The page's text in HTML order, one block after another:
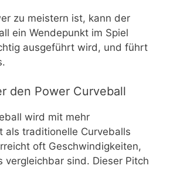
zu meistern ist, kann der
ein Wendepunkt im Spiel
ausgeführt wird, und führt
den Power Curveball
wird mit mehr
als traditionelle Curveballs
oft Geschwindigkeiten,
vergleichbar sind. Dieser Pitch